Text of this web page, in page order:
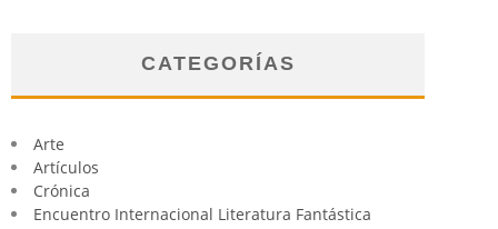
CATEGORÍAS
Arte
Artículos
Crónica
Encuentro Internacional Literatura Fantástica